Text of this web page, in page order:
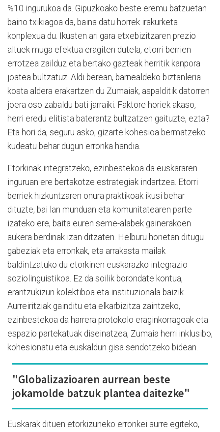
%10 ingurukoa da. Gipuzkoako beste eremu batzuetan
baino txikiagoa da, baina datu horrek irakurketa
konplexua du. Ikusten ari gara etxebizitzaren prezio
altuek muga efektua eragiten dutela, etorri berrien
errotzea zailduz eta bertako gazteak herritik kanpora
joatea bultzatuz. Aldi berean, barnealdeko biztanleria
kosta aldera erakartzen du Zumaiak, aspalditik datorren
joera oso zabaldu bati jarraiki. Faktore horiek akaso,
herri eredu elitista baterantz bultzatzen gaituzte, ezta?
Eta hori da, seguru asko, gizarte kohesioa bermatzeko
kudeatu behar dugun erronka handia.
Etorkinak integratzeko, ezinbestekoa da euskararen
inguruan ere bertakotze estrategiak indartzea. Etorri
berriek hizkuntzaren onura praktikoak ikusi behar
dituzte, bai lan munduan eta komunitatearen parte
izateko ere, baita euren seme-alabek gainerakoen
aukera berdinak izan ditzaten. Helburu horietan ditugu
gabeziak eta erronkak, eta arrakasta mailak
baldintzatuko du etorkinen euskarazko integrazio
soziolinguistikoa. Ez da soilik borondate kontua,
erantzukizun kolektiboa eta instituzionala baizik.
Aurreiritziak gainditu eta elkarbizitza zaintzeko,
ezinbestekoa da harrera protokolo eraginkorragoak eta
espazio partekatuak diseinatzea, Zumaia herri inklusibo,
kohesionatu eta euskaldun gisa sendotzeko bidean.
"Globalizazioaren aurrean beste
jokamolde batzuk plantea daitezke"
Euskarak dituen etorkizuneko erronkei aurre egiteko,